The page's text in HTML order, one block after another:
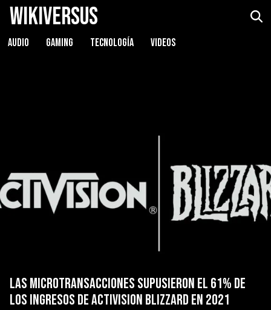
WikiVersus
AUDIO GAMING TECNOLOGÍA VIDEOS
Las microtransacciones supusieron el 61% de
los ingresos de Activision Blizzard en 2021